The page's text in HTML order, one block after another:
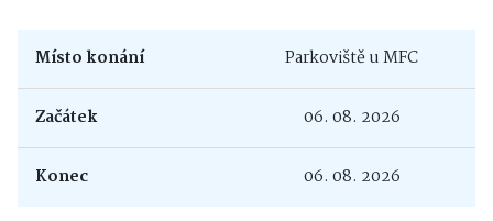
Místo konání Parkoviště u MFC
Začátek 06. 08. 2026
Konec 06. 08. 2026